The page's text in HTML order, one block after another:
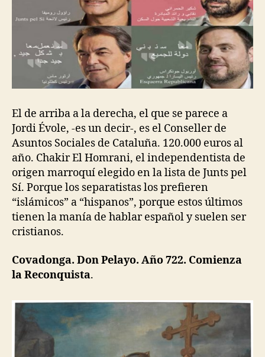
El de arriba a la derecha, el que se parece a
Jordi Évole, -es un decir-, es el Conseller de
Asuntos Sociales de Cataluña. 120.000 euros al
año. Chakir El Homrani, el independentista de
origen marroquí elegido en la lista de Junts pel
Sí. Porque los separatistas los prefieren
“islámicos” a “hispanos”, porque estos últimos
tienen la manía de hablar español y suelen ser
cristianos.
Covadonga. Don Pelayo. Año 722. Comienza
la Reconquista.